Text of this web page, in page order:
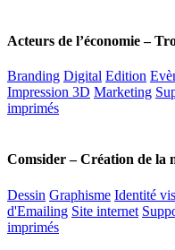
Acteurs de l’économie –
Branding Digital Edition
Impression 3D Marketing
imprimés
Comsider – Création de la
Dessin Graphisme Identité
d'Emailing Site internet
imprimés